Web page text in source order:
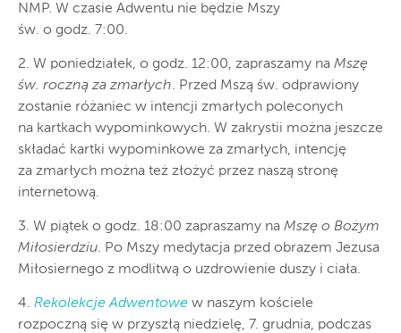
NMP. W czasie Adwentu nie będzie Mszy
św. o godz. 7:00.
2. W poniedziałek, o godz. 12:00, zapraszamy na Mszę
św. roczną za zmarłych. Przed Mszą św. odprawiony
zostanie różaniec w intencji zmarłych poleconych
na kartkach wypominkowych. W zakrystii można jeszcze
składać kartki wypominkowe za zmarłych, intencję
za zmarłych można też złożyć przez naszą stronę
internetową.
3. W piątek o godz. 18:00 zapraszamy na Mszę o Bożym
Miłosierdziu. Po Mszy medytacja przed obrazem Jezusa
Miłosiernego z modlitwą o uzdrowienie duszy i ciała.
4. Rekolekcje Adwentowe w naszym kościele
rozpoczną się w przyszłą niedzielę, 7. grudnia, podczas